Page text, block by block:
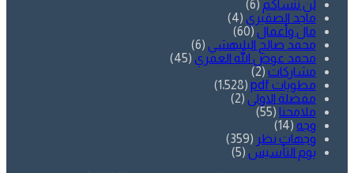
لن ننساكم (6)
ماجد الصقيري (4)
مال وأعمال (60)
محمد صالح البليهشي (6)
محمد عوض الله العمري (45)
مشاركات (2)
مطويات pdf
(1٬528)
مفضلة الاولى (2)
ملامحنا (55)
وجه (14)
وجهات نظر (359)
يوم التأسيس (5)